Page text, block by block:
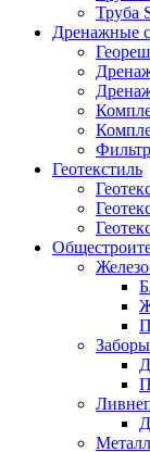
Труба
Дренажные
Геотекстиль